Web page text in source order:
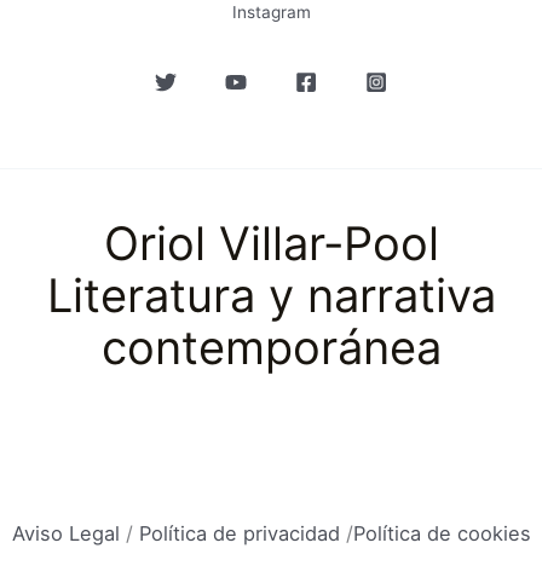
Instagram
Oriol Villar-Pool
Literatura y narrativa
contemporánea
Aviso Legal / Política de privacidad /Política de cookies